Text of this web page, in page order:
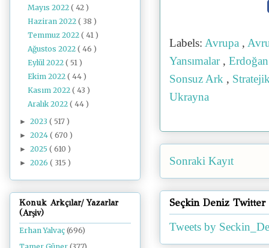
Labels: Avrupa ,
Yansımalar ,
Sonsuz Ark ,
Ukrayna
Sonraki Kayıt
Seçkin Deniz Twitter
Tweets by
Mayıs 2022( 42 )
Haziran 2022( 38 )
Temmuz 2022( 41 )
Ağustos 2022( 46 )
Eylül 2022( 51 )
Ekim 2022( 44 )
Kasım 2022( 43 )
Aralık 2022( 44 )
► 2023 ( 517 )
► 2024 ( 670 )
► 2025 ( 610 )
► 2026 ( 315 )
Konuk Arkçılar/ Yazarlar
(Arşiv)
Erhan Yalvaç (696)